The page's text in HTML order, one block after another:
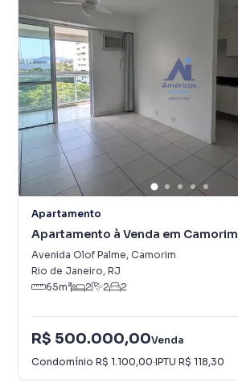
Apartamento
Apartamento à Venda em Camorim
Avenida Olof Palme, Camorim
Rio de Janeiro, RJ
65m² 2 2 2
R$ 500.000,00Venda
Condomínio R$ 1.100,00·IPTU R$ 118,30